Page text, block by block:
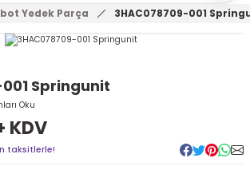
AMR'ler
Ark Kaynağı Robotları
Boya Robotları
Ark Kaynağı Robotları
Boya Robotları
Cobotlar
Yedek Parça 3HAC078709-001
Springunit
Oku
KDV
taksitlerle!